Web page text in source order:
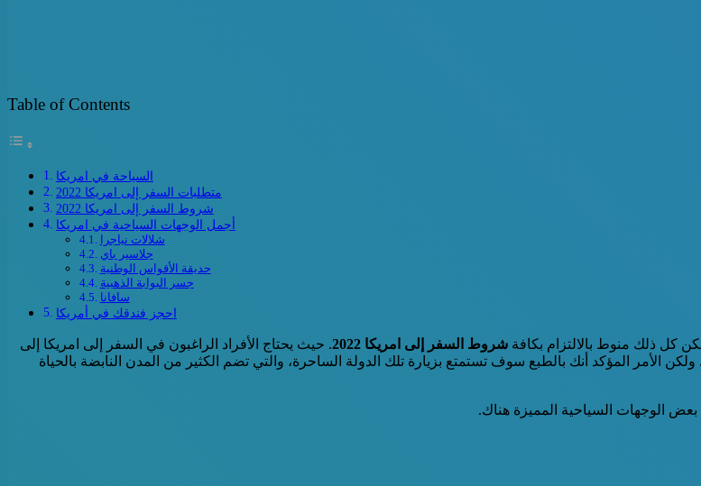
Table of Contents
السياحة في امريكا
متطلبات السفر إلى امريكا 2022
شروط السفر إلى امريكا 2022
أجمل الوجهات السياحية في امريكا
شلالات نياجرا
جلاسير باي
حديقة الأقواس الوطنية
جسر البوابة الذهبية
سافانا
احجز فندقك في أمريكا
كل ذلك منوط بالالتزام بكافة شروط السفر إلى امريكا 2022
. حيث يحتاج الأفراد الراغبون في السفر إلى امريكا إلى
الأمر المؤكد أنك بالطبع سوف تستمتع بزيارة تلك الدولة الساحرة، والتي تضم الكثير من المدن النابضة بالحياة
بعض الوجهات السياحية المميزة هناك.